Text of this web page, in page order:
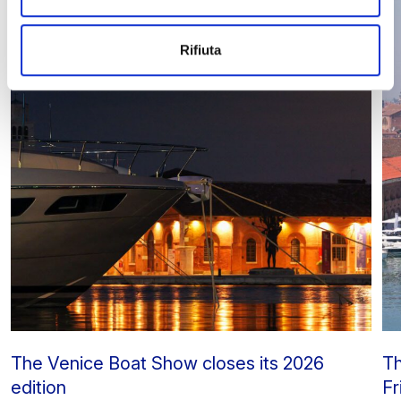
Rifiuta
The Venice Boat Show closes its 2026
edition